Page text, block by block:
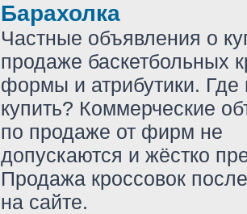
Барахолка
Частные объявления о
продаже баскетбольных
формы и атрибутики. Где
купить? Коммерческие
по продаже от фирм не
допускаются и жёстко
Продажа кроссовок
на сайте.